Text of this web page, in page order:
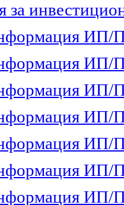
ИП/
ИП/
ИП/
ИП/
ИП/
ИП/
ИП/